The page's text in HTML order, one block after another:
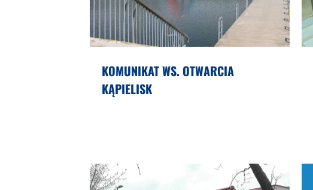
KOMUNIKAT WS. OTWARCIA
KĄPIELISK